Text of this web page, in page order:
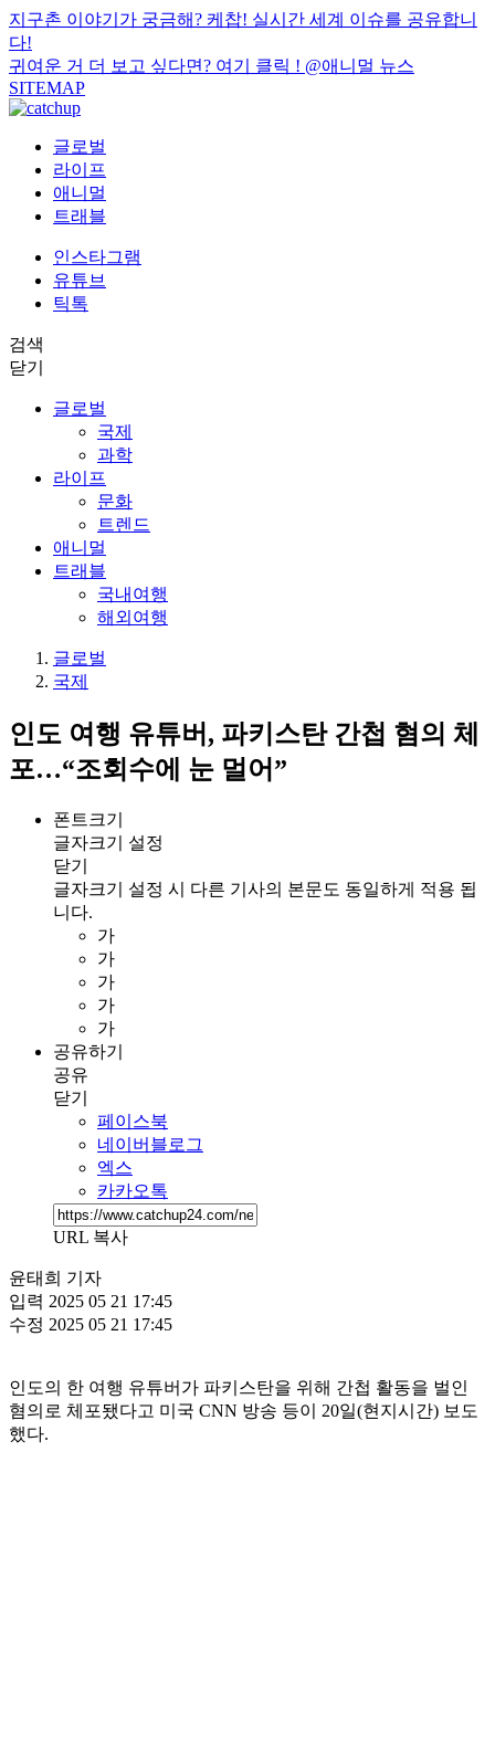
지구촌 이야기가 궁금해? 케찹! 실시간 세계 이슈를 공유합니
다!
귀여운 거 더 보고 싶다면? 여기 클릭 ! @애니멀 뉴스
SITEMAP
글로벌
라이프
애니멀
트래블
인스타그램
유튜브
틱톡
검색
닫기
글로벌
국제
과학
라이프
문화
트렌드
애니멀
트래블
국내여행
해외여행
글로벌
국제
인도 여행 유튜버, 파키스탄 간첩 혐의 체
포…“조회수에 눈 멀어”
폰트크기
글자크기 설정
닫기
글자크기 설정 시 다른 기사의 본문도 동일하게 적용 됩
니다.
가
가
가
가
가
공유하기
공유
닫기
페이스북
네이버블로그
엑스
카카오톡
URL 복사
윤태희 기자
입력 2025 05 21 17:45
수정 2025 05 21 17:45
인도의 한 여행 유튜버가 파키스탄을 위해 간첩 활동을 벌인
혐의로 체포됐다고 미국 CNN 방송 등이 20일(현지시간) 보도
했다.